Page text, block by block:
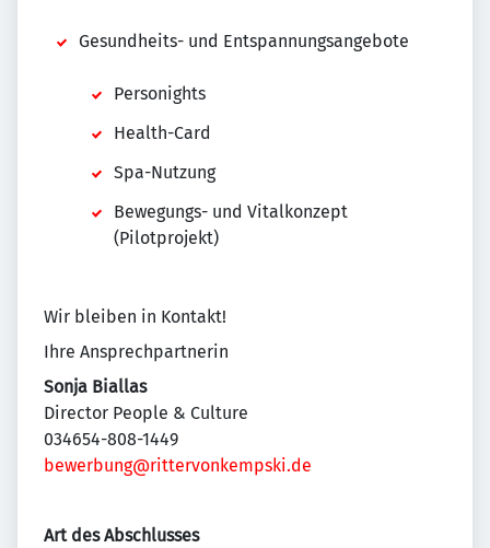
Gesundheits- und Entspannungsangebote
Personights
Health-Card
Spa-Nutzung
Bewegungs- und Vitalkonzept
(Pilotprojekt)
Wir bleiben in Kontakt!
Ihre Ansprechpartnerin
Sonja Biallas
Director People & Culture
034654-808-1449
bewerbung@rittervonkempski.de
Art des Abschlusses